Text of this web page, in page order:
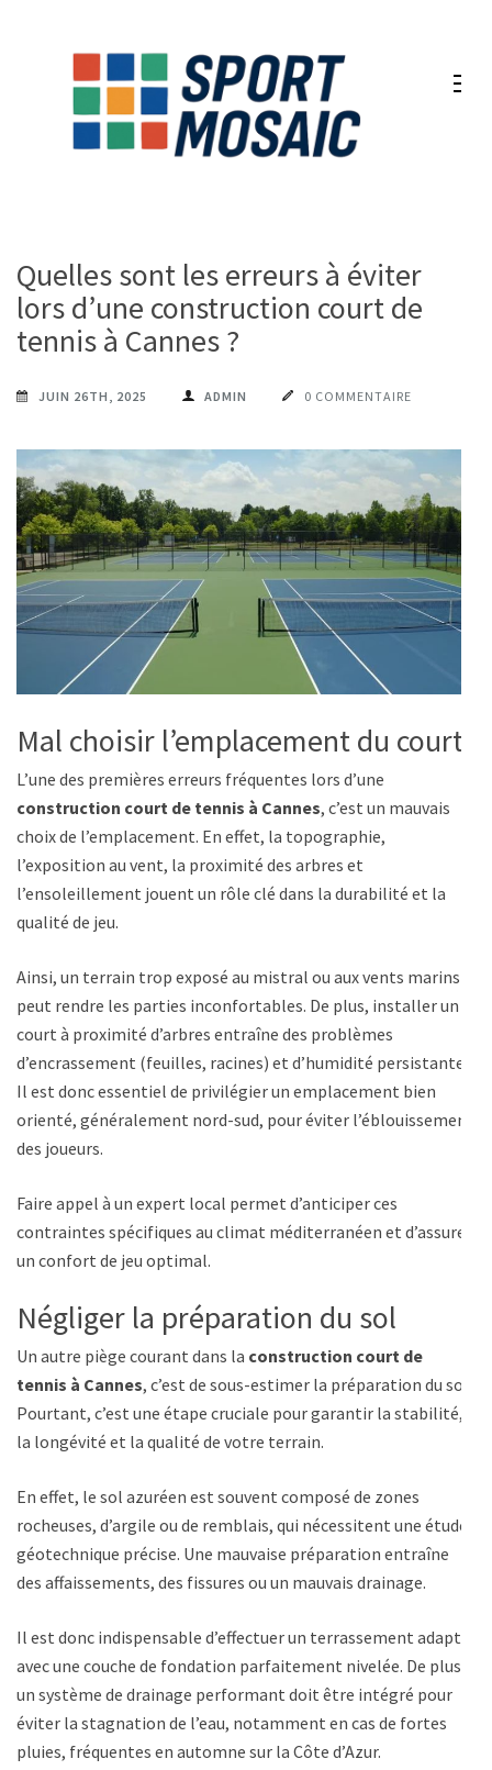
Quelles sont les erreurs à éviter
lors d’une construction court de
tennis à Cannes ?
JUIN 26TH, 2025 ADMIN 0 COMMENTAIRE
Mal choisir l’emplacement du court
L’une des premières erreurs fréquentes lors d’une
construction court de tennis à Cannes, c’est un mauvais
choix de l’emplacement. En effet, la topographie,
l’exposition au vent, la proximité des arbres et
l’ensoleillement jouent un rôle clé dans la durabilité et la
qualité de jeu.
Ainsi, un terrain trop exposé au mistral ou aux vents marins
peut rendre les parties inconfortables. De plus, installer un
court à proximité d’arbres entraîne des problèmes
d’encrassement (feuilles, racines) et d’humidité persistante.
Il est donc essentiel de privilégier un emplacement bien
orienté, généralement nord-sud, pour éviter l’éblouissement
des joueurs.
Faire appel à un expert local permet d’anticiper ces
contraintes spécifiques au climat méditerranéen et d’assurer
un confort de jeu optimal.
Négliger la préparation du sol
Un autre piège courant dans la construction court de
tennis à Cannes, c’est de sous-estimer la préparation du sol.
Pourtant, c’est une étape cruciale pour garantir la stabilité,
la longévité et la qualité de votre terrain.
En effet, le sol azuréen est souvent composé de zones
rocheuses, d’argile ou de remblais, qui nécessitent une étude
géotechnique précise. Une mauvaise préparation entraîne
des affaissements, des fissures ou un mauvais drainage.
Il est donc indispensable d’effectuer un terrassement adapté,
avec une couche de fondation parfaitement nivelée. De plus,
un système de drainage performant doit être intégré pour
éviter la stagnation de l’eau, notamment en cas de fortes
pluies, fréquentes en automne sur la Côte d’Azur.